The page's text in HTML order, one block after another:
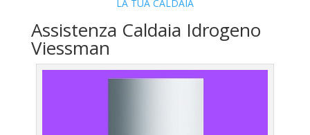
LA TUA CALDAIA
Assistenza Caldaia Idrogeno
Viessman